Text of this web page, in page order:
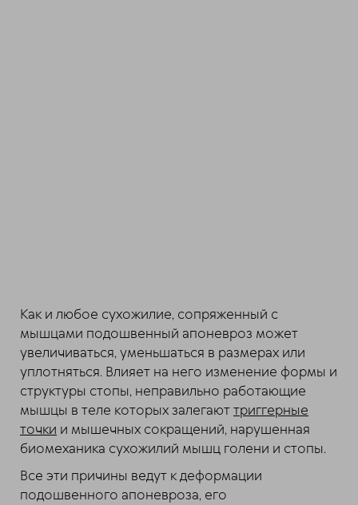
Как и любое сухожилие, сопряженный с
мышцами подошвенный апоневроз может
увеличиваться, уменьшаться в размерах или
уплотняться. Влияет на него изменение формы и
структуры стопы, неправильно работающие
мышцы в теле которых залегаюттриггерные
точки и мышечных сокращений, нарушенная
биомеханика сухожилий мышц голени и стопы.
Все эти причины ведут к деформации
подошвенного апоневроза, его